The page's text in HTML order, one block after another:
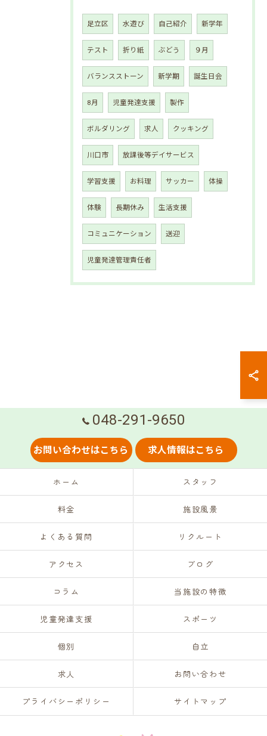
足立区 水遊び 自己紹介 新学年
テスト 折り紙 ぶどう ９月
バランスストーン 新学期 誕生日会
8月 児童発達支援 製作
ボルダリング 求人 クッキング
川口市 放課後等デイサービス
学習支援 お料理 サッカー 体操
体験 長期休み 生活支援
コミュニケーション 送迎
児童発達管理責任者
048-291-9650
お問い合わせはこちら 求人情報はこちら
ホーム スタッフ
料金 施設風景
よくある質問 リクルート
アクセス ブログ
コラム 当施設の特徴
児童発達支援 スポーツ
個別 自立
求人 お問い合わせ
プライバシーポリシー サイトマップ